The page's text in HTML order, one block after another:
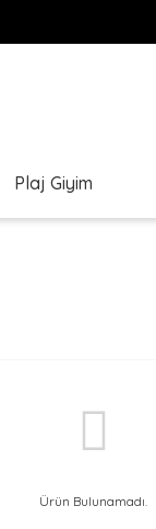
Plaj Giyim
Ürün Bulunamadı.